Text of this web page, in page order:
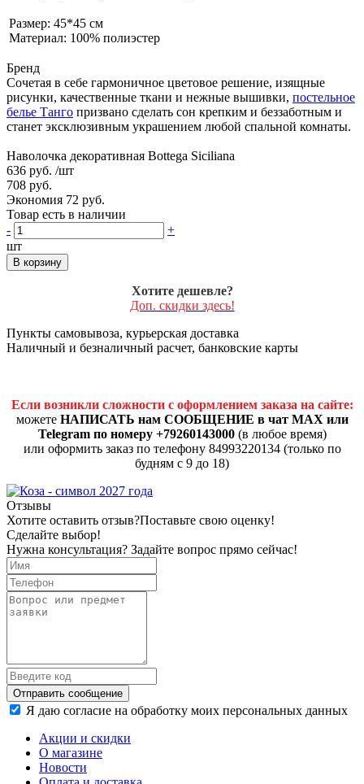
Размер: 45*45 см
Материал: 100% полиэстер
Бренд
Сочетая в себе гармоничное цветовое решение, изящные
рисунки, качественные ткани и нежные вышивки, постельное
белье Танго призвано сделать сон крепким и беззаботным и
станет эксклюзивным украшением любой спальной комнаты.
Наволочка декоративная Bottega Siciliana
636 руб. /шт
708 руб.
Экономия 72 руб.
Товар есть в наличии
-
+
шт
В корзину
Хотите дешевле?
Доп. скидки здесь!
Пункты самовывоза, курьерская доставка
Наличный и безналичный расчет, банковские карты
Если возникли сложности с оформлением заказа на сайте:
можете НАПИСАТЬ нам СООБЩЕНИЕ в чат MAX или
Telegram по номеру +79260143000(в любое время)
или оформить заказ по телефону 84993220134 (только по
будням с 9 до 18)
Отзывы
Хотите оставить отзыв?Поставьте свою оценку!
Сделайте выбор!
Нужна консультация? Задайте вопрос прямо сейчас!
Отправить сообщение
Я даю согласие на обработку моих персональных данных
Акции и скидки
О магазине
Новости